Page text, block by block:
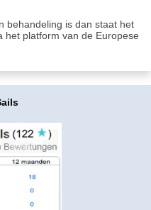
behandeling is dan staat het
het platform van de Europese